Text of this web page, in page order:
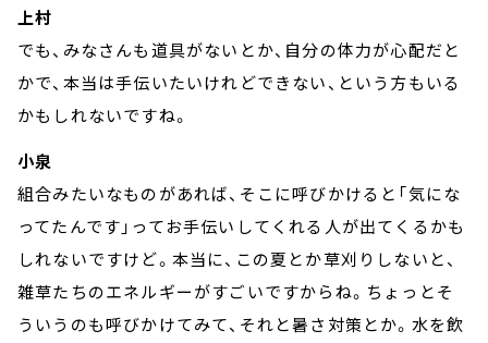
上村
でも、みなさんも道具がないとか、自分の体力が心配だと
かで、本当は手伝いたいけれどできない、という方もいる
かもしれないですね。
小泉
組合みたいなものがあれば、そこに呼びかけると「気にな
ってたんです」ってお手伝いしてくれる人が出てくるかも
しれないですけど。本当に、この夏とか草刈りしないと、
雑草たちのエネルギーがすごいですからね。ちょっとそ
ういうのも呼びかけてみて、それと暑さ対策とか。水を飲